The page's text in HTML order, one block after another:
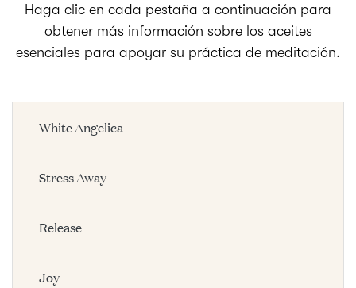
Haga clic en cada pestaña a continuación para
obtener más información sobre los aceites
esenciales para apoyar su práctica de meditación.
White Angelica
Stress Away
Release
Joy